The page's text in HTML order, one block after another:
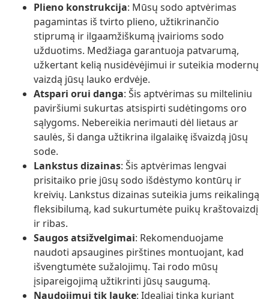
Plieno konstrukcija: Mūsų sodo aptvėrimas
pagamintas iš tvirto plieno, užtikrinančio
stiprumą ir ilgaamžiškumą įvairioms sodo
užduotims. Medžiaga garantuoja patvarumą,
užkertant kelią nusidėvėjimui ir suteikia modernų
vaizdą jūsų lauko erdvėje.
Atspari orui danga: Šis aptvėrimas su milteliniu
paviršiumi sukurtas atsispirti sudėtingoms oro
sąlygoms. Nebereikia nerimauti dėl lietaus ar
saulės, ši danga užtikrina ilgalaikę išvaizdą jūsų
sode.
Lankstus dizainas: Šis aptvėrimas lengvai
prisitaiko prie jūsų sodo išdėstymo kontūrų ir
kreivių. Lankstus dizainas suteikia jums reikalingą
fleksibilumą, kad sukurtumėte puikų kraštovaizdį
ir ribas.
Saugos atsižvelgimai: Rekomenduojame
naudoti apsaugines pirštines montuojant, kad
išvengtumėte sužalojimų. Tai rodo mūsų
įsipareigojimą užtikrinti jūsų saugumą.
Naudojimui tik lauke: Idealiai tinka kuriant